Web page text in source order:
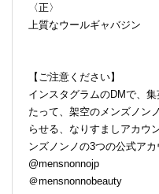
〈正〉
上質なウールギャバジン
【ご注意ください】
インスタグラムのDMで、
たって、架空のメンズノン
らせる、なりすましアカウ
ンズノンノの3つの公式アカ
@mensnonnojp
＠mensnonnobeauty